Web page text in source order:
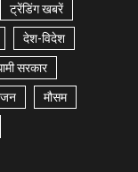
ट्रेंडिंग खबरें
देश-विदेश
सरकार
मौसम